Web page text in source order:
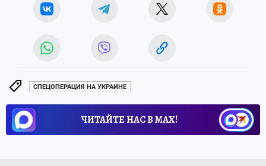
СПЕЦОПЕРАЦИЯ НА УКРАИНЕ
ЧИТАЙТЕ НАС В МАХ!